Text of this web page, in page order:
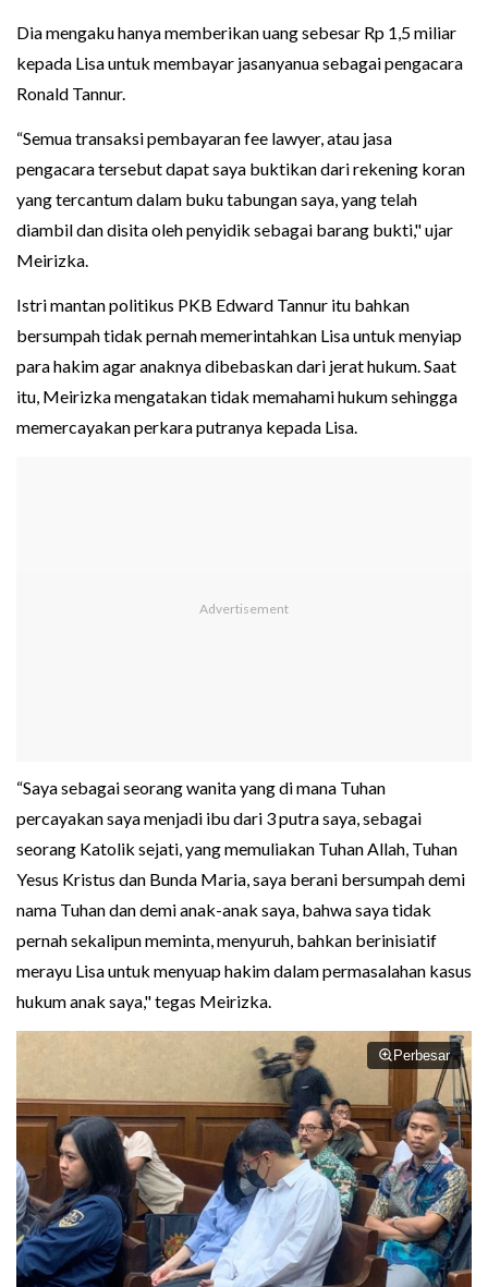
Dia mengaku hanya memberikan uang sebesar Rp 1,5 miliar
kepada Lisa untuk membayar jasanyanua sebagai pengacara
Ronald Tannur.
“Semua transaksi pembayaran fee lawyer, atau jasa
pengacara tersebut dapat saya buktikan dari rekening koran
yang tercantum dalam buku tabungan saya, yang telah
diambil dan disita oleh penyidik sebagai barang bukti," ujar
Meirizka.
Istri mantan politikus PKB Edward Tannur itu bahkan
bersumpah tidak pernah memerintahkan Lisa untuk menyiap
para hakim agar anaknya dibebaskan dari jerat hukum. Saat
itu, Meirizka mengatakan tidak memahami hukum sehingga
memercayakan perkara putranya kepada Lisa.
“Saya sebagai seorang wanita yang di mana Tuhan
percayakan saya menjadi ibu dari 3 putra saya, sebagai
seorang Katolik sejati, yang memuliakan Tuhan Allah, Tuhan
Yesus Kristus dan Bunda Maria, saya berani bersumpah demi
nama Tuhan dan demi anak-anak saya, bahwa saya tidak
pernah sekalipun meminta, menyuruh, bahkan berinisiatif
merayu Lisa untuk menyuap hakim dalam permasalahan kasus
hukum anak saya," tegas Meirizka.
Perbesar